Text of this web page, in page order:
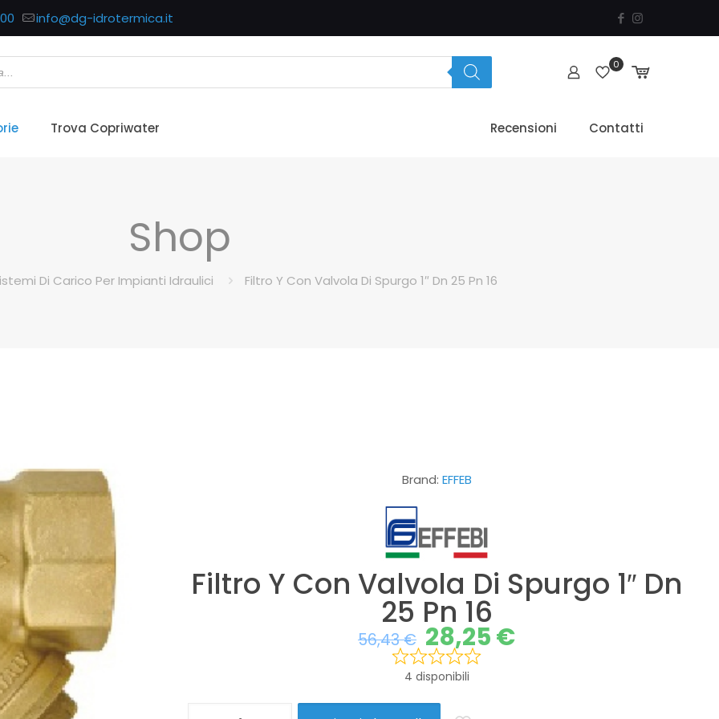
info@dg-idrotermica.it
0
Trova Copriwater Recensioni Contatti
Shop
Di Carico Per Impianti Idraulici Filtro Y Con Valvola Di Spurgo 1″ Dn 25 Pn 16
Brand: EFFEB
Filtro Y Con Valvola Di Spurgo 1″ Dn
25 Pn 16
56,43€ 28,25€
4 disponibili